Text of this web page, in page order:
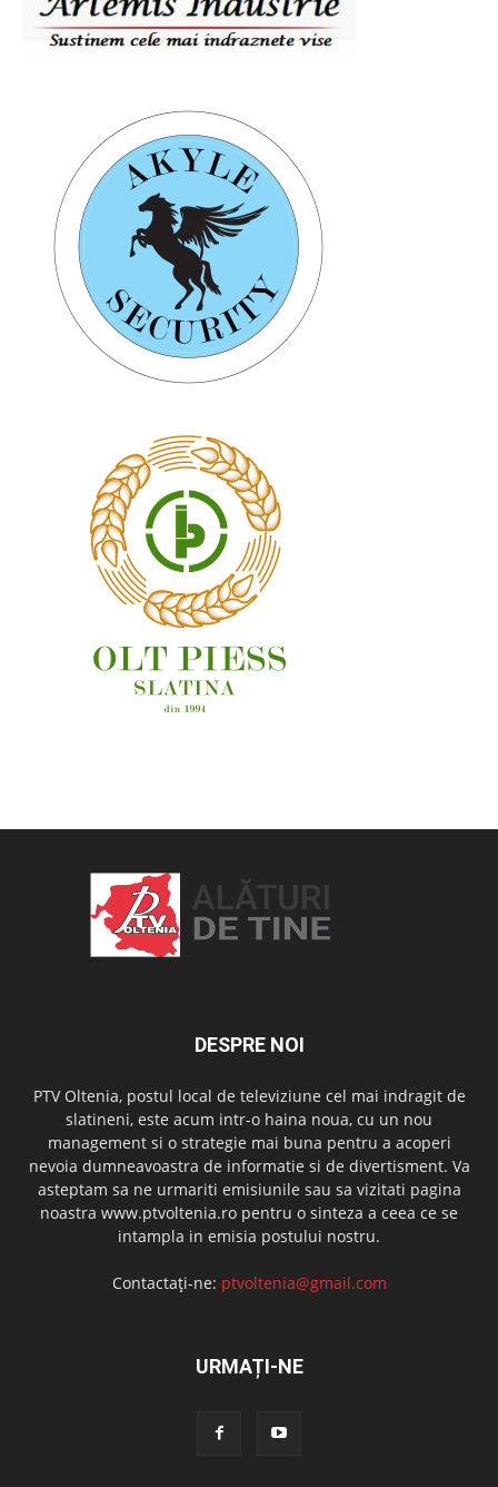
DESPRE NOI
PTV Oltenia, postul local de televiziune cel mai indragit de
slatineni, este acum intr-o haina noua, cu un nou
management si o strategie mai buna pentru a acoperi
nevoia dumneavoastra de informatie si de divertisment. Va
asteptam sa ne urmariti emisiunile sau sa vizitati pagina
noastra www.ptvoltenia.ro pentru o sinteza a ceea ce se
intampla in emisia postului nostru.
Contactați-ne: ptvoltenia@gmail.com
URMAȚI-NE